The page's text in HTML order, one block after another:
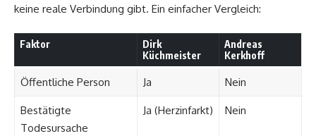
keine reale Verbindung gibt. Ein einfacher Vergleich:
Faktor
Dirk
Küchmeister
Andreas
Kerkhoff
Öffentliche Person Ja Nein
Bestätigte
Todesursache
Ja (Herzinfarkt) Nein